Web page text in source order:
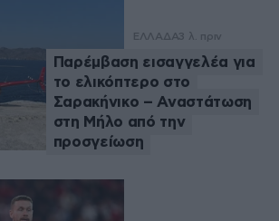
ΕΛΛΑΔΑ3 λ. πριν
Παρέμβαση εισαγγελέα για
το ελικόπτερο στο
Σαρακήνικο – Αναστάτωση
στη Μήλο από την
προσγείωση